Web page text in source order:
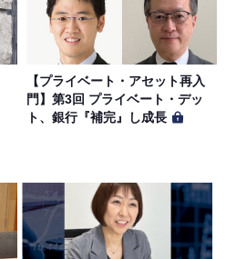
【プライベート・アセット再入
門】第3回 プライベート・デッ
ト、銀行『補完』し成長